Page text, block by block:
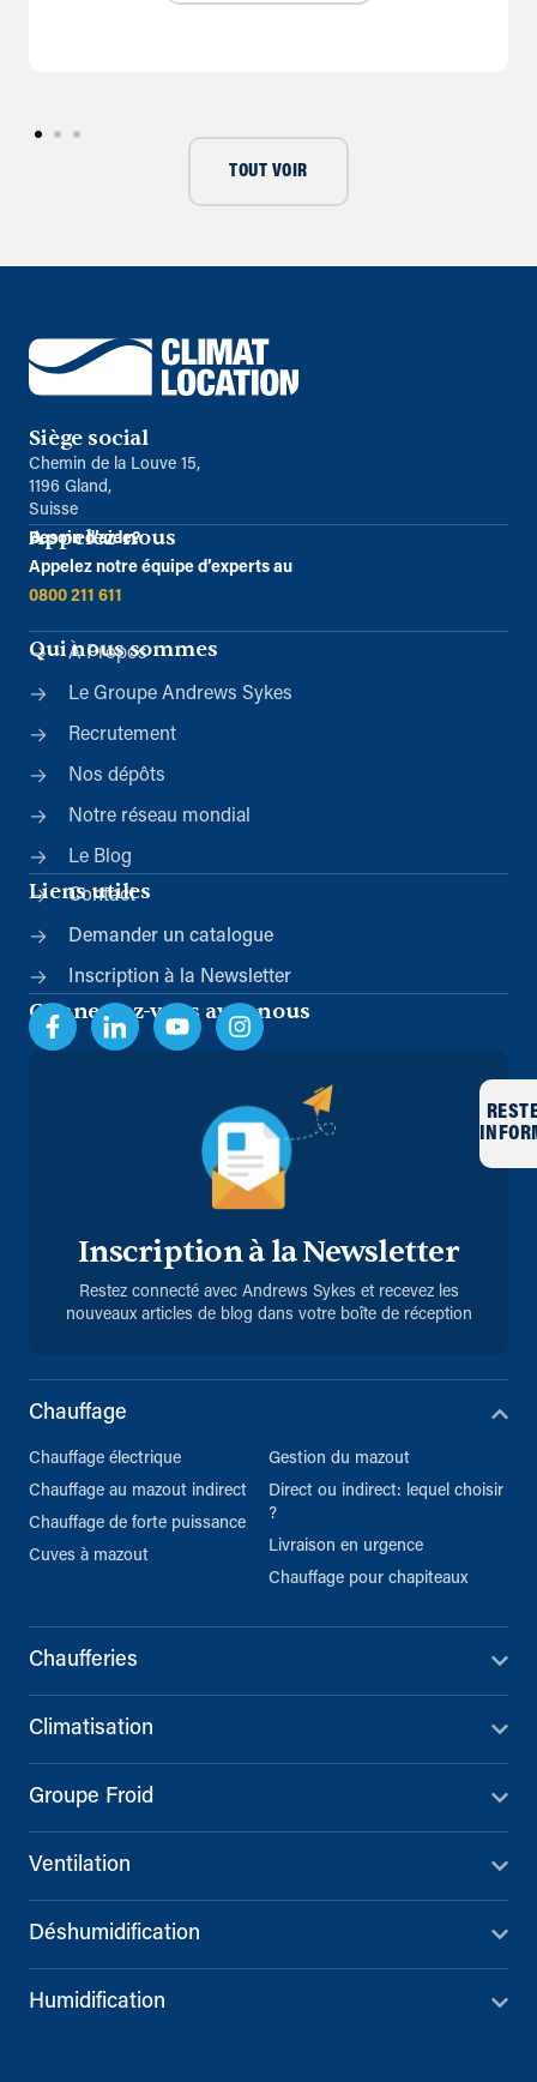
TOUT VOIR
Siège social
Chemin de la Louve 15,
1196 Gland,
Suisse
Appelez-nous
Besoin d’aide?
Appelez notre équipe d’experts au
0800 211 611
Qui nous sommes
À Propos
Le Groupe Andrews Sykes
Recrutement
Nos dépôts
Notre réseau mondial
Le Blog
Liens utiles
Contact
Demander un catalogue
Inscription à la Newsletter
Connectez-vous avec nous
Inscription à la Newsletter
Restez connecté avec Andrews Sykes et recevez les
nouveaux articles de blog dans votre boîte de réception
Chauffage
Chauffage électrique
Chauffage au mazout indirect
Chauffage de forte puissance
Cuves à mazout
Gestion du mazout
Direct ou indirect: lequel choisir
?
Livraison en urgence
Chauffage pour chapiteaux
Chaufferies
Climatisation
Groupe Froid
Ventilation
Déshumidification
Humidification